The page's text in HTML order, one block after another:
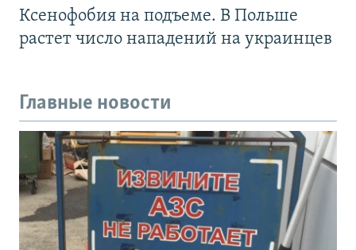
Ксенофобия на подъеме. В Польше
растет число нападений на украинцев
Главные новости